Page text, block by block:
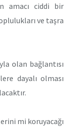
amacı ciddi bir
ve taşra
olan bağlantısı
dayalı olması
mi koruyacağı